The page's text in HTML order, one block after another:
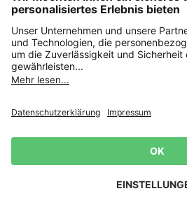
Sicher einkaufen mit
AGB
Lieferbedingungen
Impressum